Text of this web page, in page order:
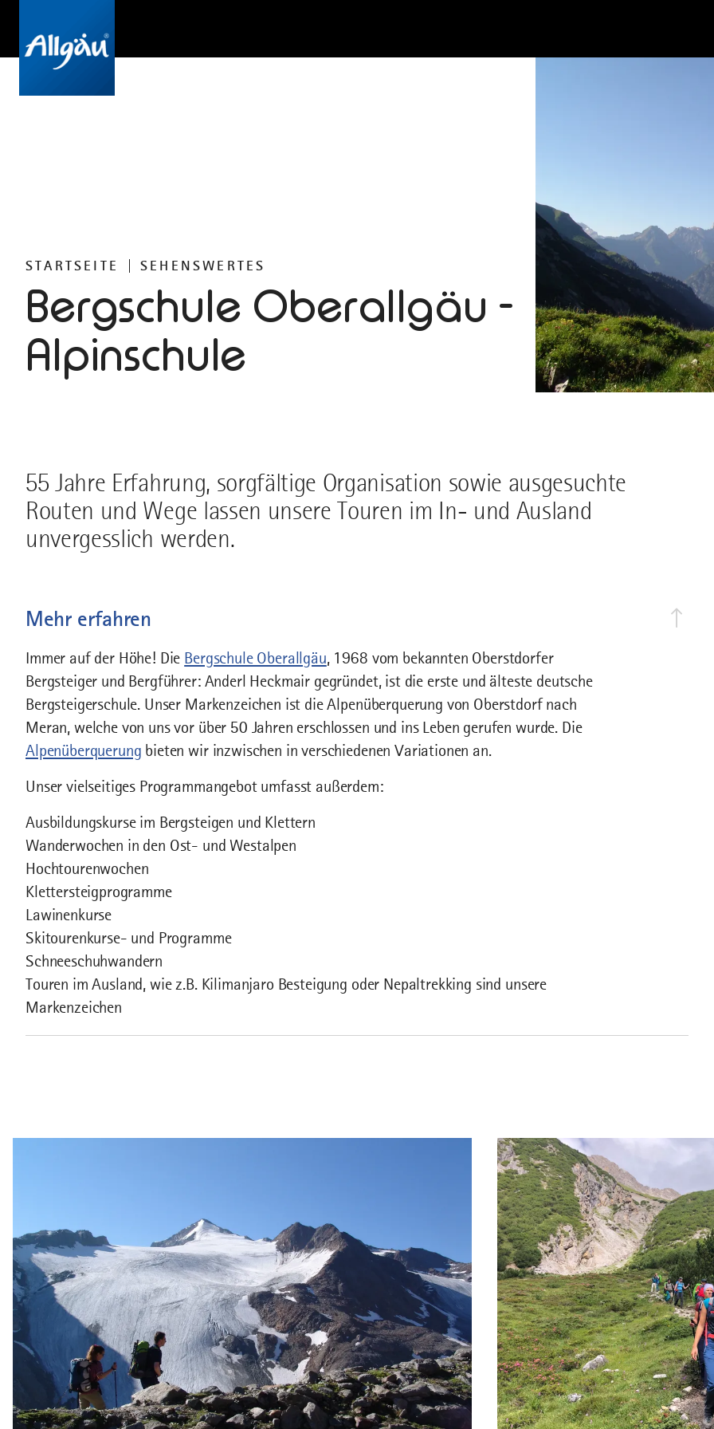
STARTSEITE SEHENSWERTES
Bergschule Oberallgäu -
Alpinschule
55 Jahre Erfahrung, sorgfältige Organisation sowie ausgesuchte
Routen und Wege lassen unsere Touren im In- und Ausland
unvergesslich werden.
Mehr erfahren
Immer auf der Höhe! Die Bergschule Oberallgäu, 1968 vom bekannten Oberstdorfer
Bergsteiger und Bergführer: Anderl Heckmair gegründet, ist die erste und älteste deutsche
Bergsteigerschule. Unser Markenzeichen ist die Alpenüberquerung von Oberstdorf nach
Meran, welche von uns vor über 50 Jahren erschlossen und ins Leben gerufen wurde. Die
Alpenüberquerung bieten wir inzwischen in verschiedenen Variationen an.
Unser vielseitiges Programmangebot umfasst außerdem:
Ausbildungskurse im Bergsteigen und Klettern
Wanderwochen in den Ost- und Westalpen
Hochtourenwochen
Klettersteigprogramme
Lawinenkurse
Skitourenkurse- und Programme
Schneeschuhwandern
Touren im Ausland, wie z.B. Kilimanjaro Besteigung oder Nepaltrekking sind unsere
Markenzeichen